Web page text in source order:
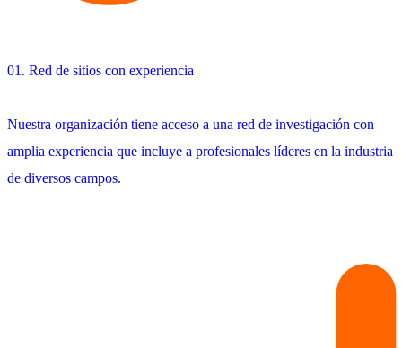
01. Red de sitios con experiencia
Nuestra organización tiene acceso a una red de investigación con
amplia experiencia que incluye a profesionales líderes en la industria
de diversos campos.